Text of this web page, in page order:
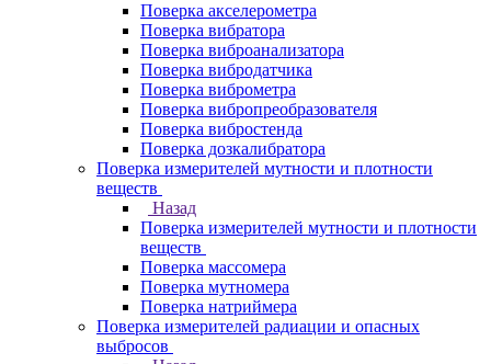
Поверка акселерометра
Поверка вибратора
Поверка виброанализатора
Поверка вибродатчика
Поверка виброметра
Поверка вибропреобразователя
Поверка вибростенда
Поверка дозкалибратора
Поверка измерителей мутности и плотности
веществ
Назад
Поверка измерителей мутности и плотности
веществ
Поверка массомера
Поверка мутномера
Поверка натриймера
Поверка измерителей радиации и опасных
выбросов